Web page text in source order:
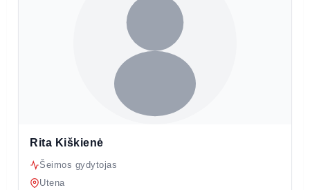
Rita Kiškienė
Šeimos gydytojas
Utena